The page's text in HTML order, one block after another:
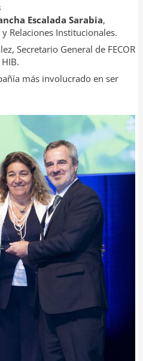
Escalada Sarabia,
Relaciones Institucionales.
Secretario General de FECOR
más involucrado en ser